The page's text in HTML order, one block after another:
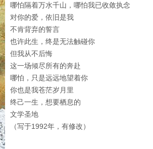
哪怕隔着万水千山，哪怕我已收敛执念
对你的爱，依旧是我
不肯背弃的誓言
也许此生，终是无法触碰你
但我从不后悔
这一场倾尽所有的奔赴
哪怕，只是远远地望着你
你也是我苍茫岁月里
终己一生，想要栖息的
文学圣地
（写于1992年，有修改）